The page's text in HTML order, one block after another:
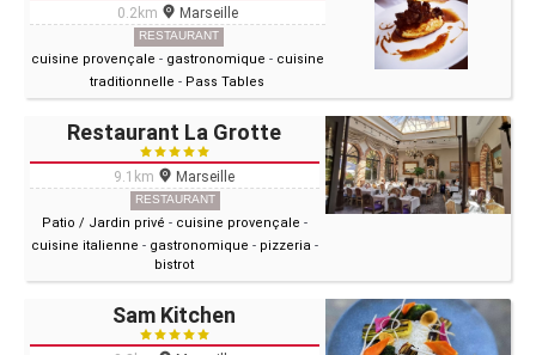
0.2km Marseille
RESTAURANT
cuisine provençale - gastronomique - cuisine
traditionnelle - Pass Tables
Restaurant La Grotte
9.1km Marseille
RESTAURANT
Patio / Jardin privé - cuisine provençale -
cuisine italienne - gastronomique - pizzeria -
bistrot
Sam Kitchen